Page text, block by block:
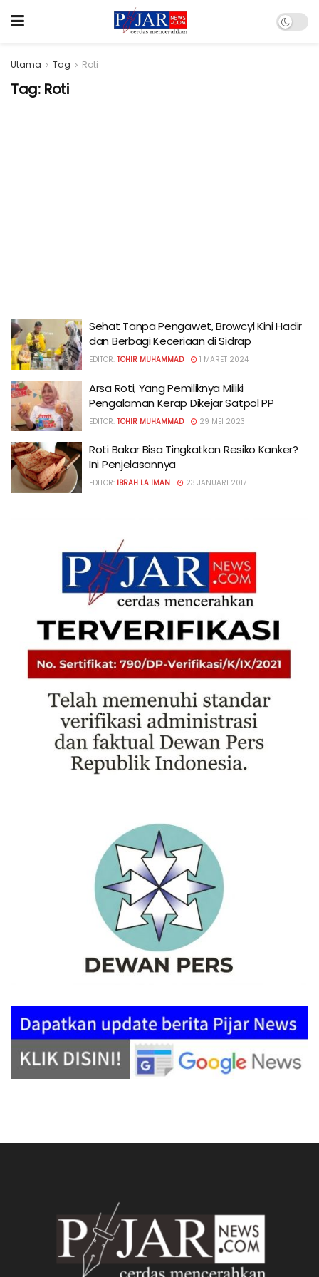
Utama Tag Roti
Tag: Roti
Sehat Tanpa Pengawet, Browcyl Kini Hadir
dan Berbagi Keceriaan di Sidrap
EDITOR: TOHIR MUHAMMAD 1 MARET 2024
Arsa Roti, Yang Pemiliknya Miliki
Pengalaman Kerap Dikejar Satpol PP
EDITOR: TOHIR MUHAMMAD 29 MEI 2023
Roti Bakar Bisa Tingkatkan Resiko Kanker?
Ini Penjelasannya
EDITOR: IBRAH LA IMAN 23 JANUARI 2017